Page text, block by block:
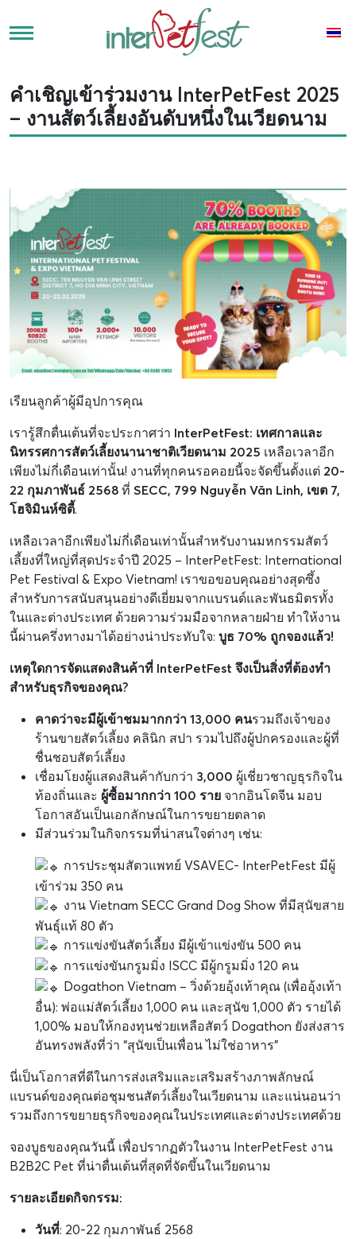
คำเชิญเข้าร่วมงาน InterPetFest 2025
– งานสัตว์เลี้ยงอันดับหนึ่งในเวียดนาม
เรียนลูกค้าผู้มีอุปการคุณ
เรารู้สึกตื่นเต้นที่จะประกาศว่า InterPetFest: เทศกาลและ
นิทรรศการสัตว์เลี้ยงนานาชาติเวียดนาม 2025 เหลือเวลาอีก
เพียงไม่กี่เดือนเท่านั้น! งานที่ทุกคนรอคอยนี้จะจัดขึ้นตั้งแต่ 20-
22 กุมภาพันธ์ 2568 ที่ SECC, 799 Nguyễn Văn Linh, เขต 7,
โฮจิมินห์ซิตี้.
เหลือเวลาอีกเพียงไม่กี่เดือนเท่านั้นสำหรับงานมหกรรมสัตว์
เลี้ยงที่ใหญ่ที่สุดประจำปี 2025 – InterPetFest: International
Pet Festival & Expo Vietnam! เราขอขอบคุณอย่างสุดซึ้ง
สำหรับการสนับสนุนอย่างดีเยี่ยมจากแบรนด์และพันธมิตรทั้ง
ในและต่างประเทศ ด้วยความร่วมมือจากหลายฝ่าย ทำให้งาน
นี้ผ่านครึ่งทางมาได้อย่างน่าประทับใจ: บูธ 70% ถูกจองแล้ว!
เหตุใดการจัดแสดงสินค้าที่ InterPetFest จึงเป็นสิ่งที่ต้องทำ
สำหรับธุรกิจของคุณ?
คาดว่าจะมีผู้เข้าชมมากกว่า 13,000 คนรวมถึงเจ้าของ
ร้านขายสัตว์เลี้ยง คลินิก สปา รวมไปถึงผู้ปกครองและผู้ที่
ชื่นชอบสัตว์เลี้ยง
เชื่อมโยงผู้แสดงสินค้ากับกว่า 3,000 ผู้เชี่ยวชาญธุรกิจใน
ท้องถิ่นและ ผู้ซื้อมากกว่า 100 ราย จากอินโดจีน มอบ
โอกาสอันเป็นเอกลักษณ์ในการขยายตลาด
มีส่วนร่วมในกิจกรรมที่น่าสนใจต่างๆ เช่น:
การประชุมสัตวแพทย์ VSAVEC- InterPetFest มีผู้
เข้าร่วม 350 คน
งาน Vietnam SECC Grand Dog Show ที่มีสุนัขสาย
พันธุ์แท้ 80 ตัว
การแข่งขันสัตว์เลี้ยง มีผู้เข้าแข่งขัน 500 คน
การแข่งขันกรูมมิ่ง ISCC มีผู้กรูมมิ่ง 120 คน
Dogathon Vietnam – วิ่งด้วยอุ้งเท้าคุณ (เพื่ออุ้งเท้า
อื่น): พ่อแม่สัตว์เลี้ยง 1,000 คน และสุนัข 1,000 ตัว รายได้
1,00% มอบให้กองทุนช่วยเหลือสัตว์ Dogathon ยังส่งสาร
อันทรงพลังที่ว่า “สุนัขเป็นเพื่อน ไม่ใช่อาหาร”
นี่เป็นโอกาสที่ดีในการส่งเสริมและเสริมสร้างภาพลักษณ์
แบรนด์ของคุณต่อชุมชนสัตว์เลี้ยงในเวียดนาม และแน่นอนว่า
รวมถึงการขยายธุรกิจของคุณในประเทศและต่างประเทศด้วย
จองบูธของคุณวันนี้ เพื่อปรากฏตัวในงาน InterPetFest งาน
B2B2C Pet ที่น่าตื่นเต้นที่สุดที่จัดขึ้นในเวียดนาม
รายละเอียดกิจกรรม:
วันที่: 20-22 กุมภาพันธ์ 2568